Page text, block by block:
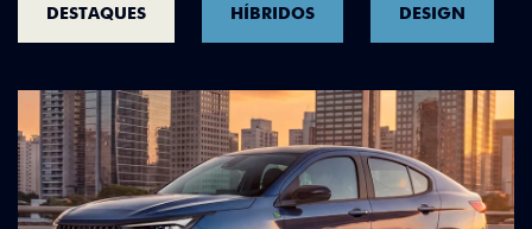
DESTAQUES HÍBRIDOS DESIGN